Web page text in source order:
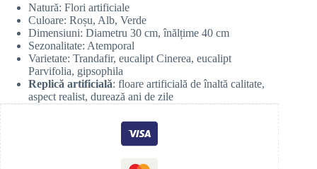
Natură: Flori artificiale
Culoare: Roșu, Alb, Verde
Dimensiuni: Diametru 30 cm, înălțime 40 cm
Sezonalitate: Atemporal
Varietate: Trandafir, eucalipt Cinerea, eucalipt
Parvifolia, gipsophila
Replică artificială: floare artificială de înaltă calitate,
aspect realist, durează ani de zile